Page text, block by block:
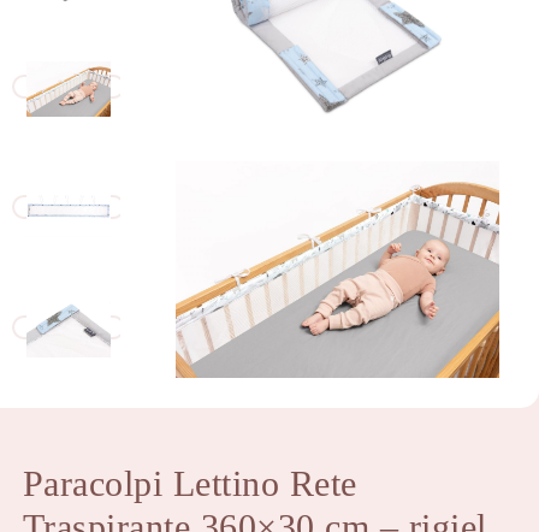
Paracolpi Lettino Rete